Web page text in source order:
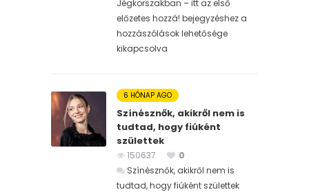
Jégkorszakban – itt az első
előzetes hozzá! bejegyzéshez a
hozzászólások lehetősége
kikapcsolva
6 HÓNAP AGO
Színésznők, akikről nem is
tudtad, hogy fiúként
születtek
150637
0
Színésznők, akikről nem is
tudtad, hogy fiúként születtek